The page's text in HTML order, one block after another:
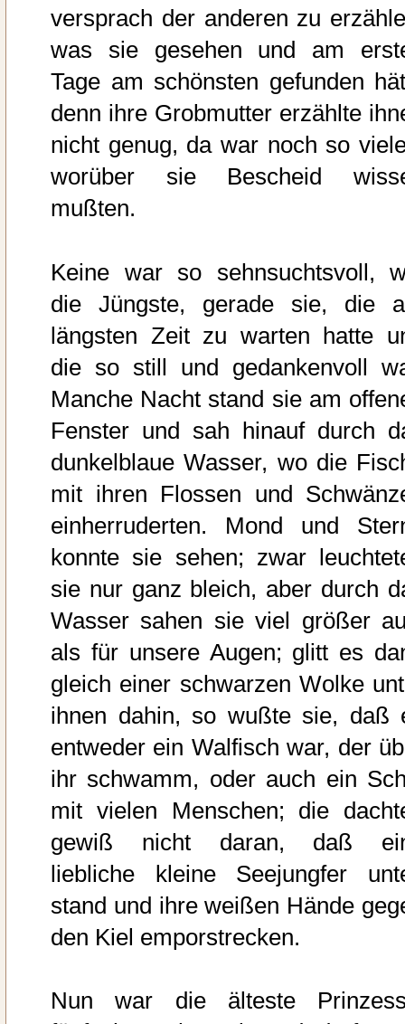
versprach der anderen zu
was sie gesehen und am
Tage am schönsten gefunden
denn ihre Grobmutter erzählte
nicht genug, da war noch so
worüber sie Bescheid
mußten.
Keine war so sehnsuchtsvoll,
die Jüngste, gerade sie, die
längsten Zeit zu warten hatte
die so still und gedankenvoll
Manche Nacht stand sie am
Fenster und sah hinauf durch
dunkelblaue Wasser, wo die
mit ihren Flossen und
einherruderten. Mond und
konnte sie sehen; zwar
sie nur ganz bleich, aber durch
Wasser sahen sie viel größer
als für unsere Augen; glitt es
gleich einer schwarzen Wolke
ihnen dahin, so wußte sie, daß
entweder ein Walfisch war, der
ihr schwamm, oder auch ein
mit vielen Menschen; die
gewiß nicht daran, daß
liebliche kleine Seejungfer
stand und ihre weißen Hände
den Kiel emporstrecken.
Nun war die älteste